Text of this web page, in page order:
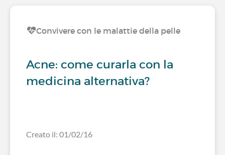
Convivere con le malattie della pelle
Acne: come curarla con la
medicina alternativa?
Creato il: 01/02/16